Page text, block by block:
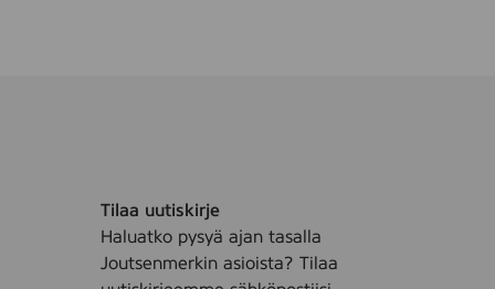
Tilaa uutiskirje
Haluatko pysyä ajan tasalla
Joutsenmerkin asioista? Tilaa